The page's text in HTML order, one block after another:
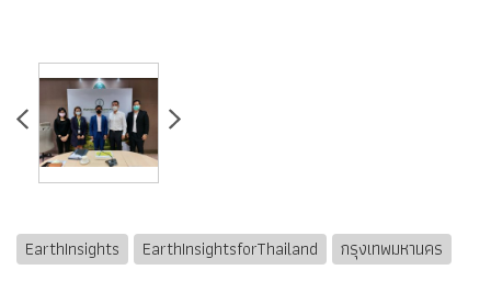
EarthInsights EarthInsightsforThailand กรุงเทพมหานคร